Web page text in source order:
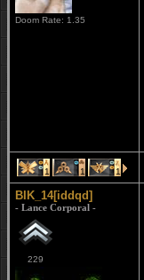
Doom Rate: 1.35
1 1 1
BIK_14[iddqd]
- Lance Corporal -
229